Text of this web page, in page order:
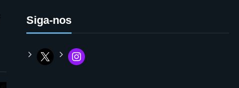
Siga-nos